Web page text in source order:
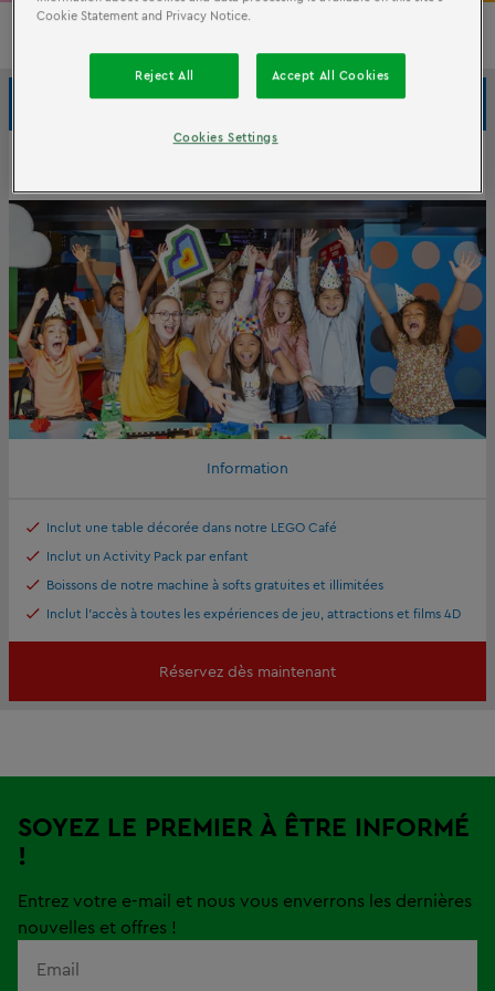
FÊTE
D'ANNIVERSAIREFête d'anniversaire
Information
Inclut une table décorée dans notre LEGO Café
Inclut un Activity Pack par enfant
Boissons de notre machine à softs gratuites et illimitées
Inclut l'accès à toutes les expériences de jeu, attractions et films 4D
Réservez dès maintenant
SOYEZ LE PREMIER À ÊTRE INFORMÉ
!
Entrez votre e-mail et nous vous enverrons les dernières
nouvelles et offres !
Cookie Statement and Privacy Notice.
Reject All Accept All Cookies
Cookies Settings